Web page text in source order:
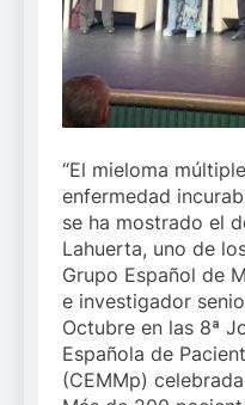
“El mieloma
enfermedad
se ha mostrado el
Lahuerta, uno de
Grupo Español de
e investigador
Octubre en las 8ª
Española de
(CEMMp)